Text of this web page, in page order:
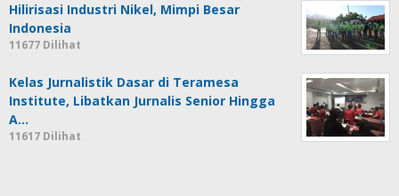
Hilirisasi Industri Nikel, Mimpi Besar
Indonesia
11677 Dilihat
Kelas Jurnalistik Dasar di Teramesa
Institute, Libatkan Jurnalis Senior Hingga
A…
11617 Dilihat